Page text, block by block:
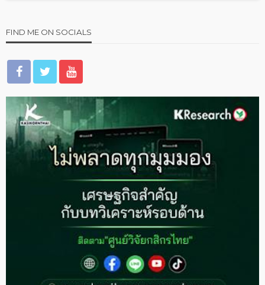
FIND ME ON SOCIALS